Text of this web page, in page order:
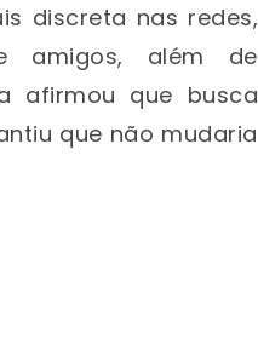
discreta nas redes,
amigos, além de
afirmou que busca
que não mudaria